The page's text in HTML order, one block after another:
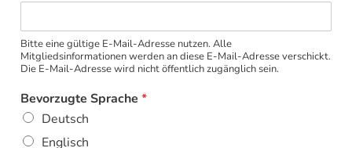
Bitte eine gültige E-Mail-Adresse nutzen. Alle
Mitgliedsinformationen werden an diese E-Mail-Adresse verschickt.
Die E-Mail-Adresse wird nicht öffentlich zugänglich sein.
Bevorzugte Sprache *
Deutsch
Englisch